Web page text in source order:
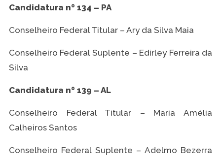
Candidatura nº 134 – PA
Conselheiro Federal Titular – Ary da Silva Maia
Conselheiro Federal Suplente – Edirley Ferreira da
Silva
Candidatura nº 139 – AL
Conselheiro Federal Titular – Maria Amélia
Calheiros Santos
Conselheiro Federal Suplente – Adelmo Bezerra